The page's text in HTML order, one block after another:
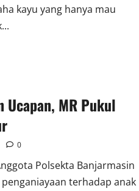
kayu yang hanya mau
Ucapan, MR Pukul
0
Polsekta Banjarmasin
terhadap anak